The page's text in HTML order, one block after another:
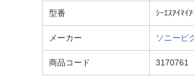
型番 ｼｰｴｽｱｲﾏｲ
メーカー ソニーピ
商品コード 3170761